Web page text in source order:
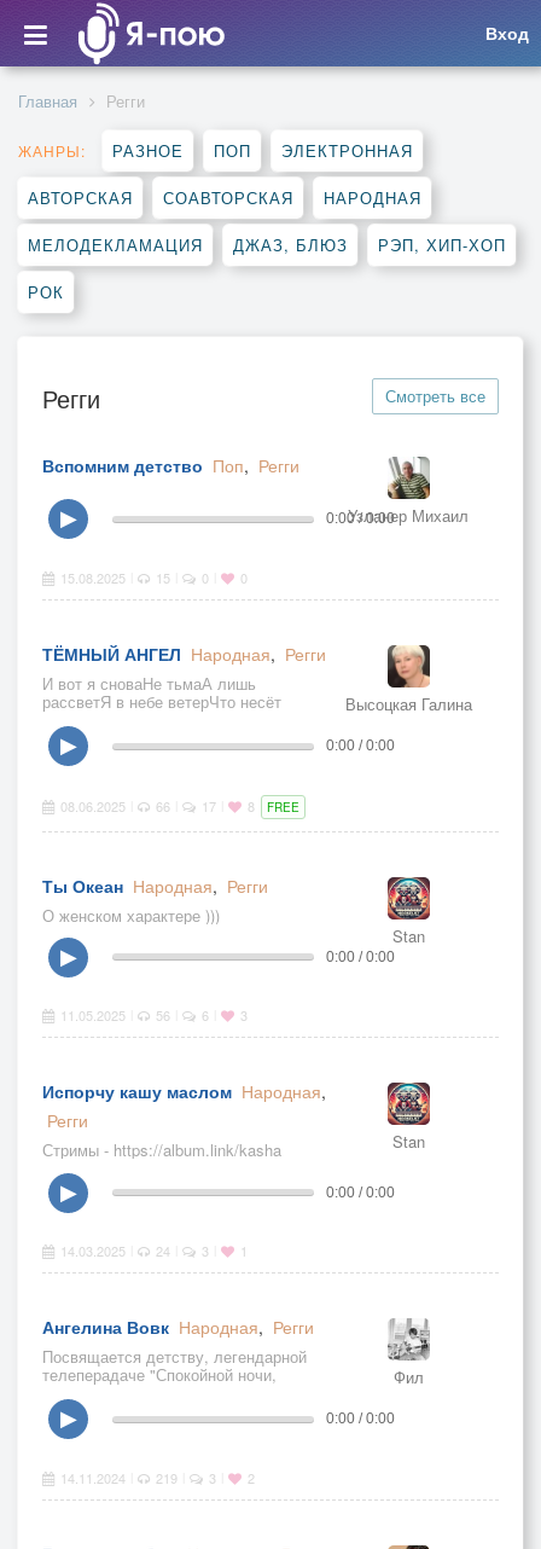
Вход
Главная Регги
ЖАНРЫ: РАЗНОЕ ПОП ЭЛЕКТРОННАЯ
АВТОРСКАЯ СОАВТОРСКАЯ НАРОДНАЯ
МЕЛОДЕКЛАМАЦИЯ ДЖАЗ, БЛЮЗ РЭП, ХИП-ХОП
РОК
Регги Смотреть все
Вспомним детство Поп, Регги
Узланер Михаил
▶ 0:00 / 0:00
15.08.2025 15 0 0
ТЁМНЫЙ АНГЕЛ Народная, Регги
И вот я сноваНе тьмаА лишь
рассветЯ в небе ветерЧто несёт
ответЯ крылья светаЯ дыханье
дняТеперь я знаюКто же я
Высоцкая Галина
▶ 0:00 / 0:00
08.06.2025 66 17 8 FREE
Ты Океан Народная, Регги
О женском характере )))
Stan
▶ 0:00 / 0:00
11.05.2025 56 6 3
Испорчу кашу маслом Народная,
Регги
Стримы - https://album.link/kasha Stan
▶ 0:00 / 0:00
14.03.2025 24 3 1
Ангелина Вовк Народная, Регги
Посвящается детству, легендарной
телеперадаче "Спокойной ночи, Фил
▶ 0:00 / 0:00
14.11.2024 219 3 2